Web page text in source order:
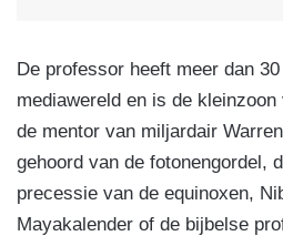
De professor heeft meer dan
mediawereld en is de
de mentor van miljardair
gehoord van de fotonengordel,
precessie van de equinoxen,
Mayakalender of de bijbelse